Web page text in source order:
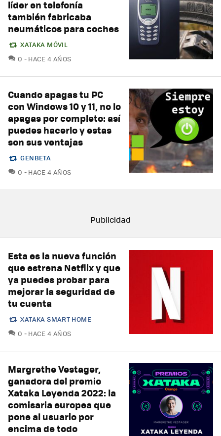
líder en telefonía
también fabricaba
neumáticos para coches
XATAKA MÓVIL
0 COMENTARIOS
HACE 4 AÑOS
Cuando apagas tu PC
con Windows 10 y 11, no lo
apagas por completo: así
puedes hacerlo y estas
son sus ventajas
GENBETA
0 COMENTARIOS
HACE 4 AÑOS
Esta es la nueva función
que estrena Netflix y que
ya puedes probar para
mejorar la seguridad de
tu cuenta
XATAKA SMART HOME
0 COMENTARIOS
HACE 4 AÑOS
Margrethe Vestager,
ganadora del premio
Xataka Leyenda 2022: la
comisaria europea que
pone al usuario por
encima de todo